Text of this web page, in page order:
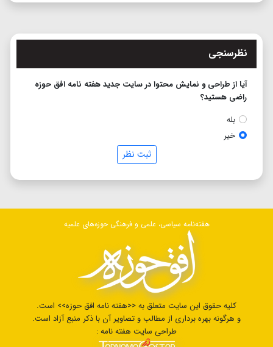
نظرسنجی
آیا از طراحی و نمایش محتوا در سایت جدید هفته نامه افق حوزه
راضی هستید؟
بله
خیر
ثبت نظر
هفته‌نامه سیاسی، علمی و فرهنگی حوزه‌های علمیه
کلیه حقوق این سایت متعلق به <<هفته نامه افق حوزه>> است.
و هرگونه بهره برداری از مطالب و تصاویر آن با ذکر منبع آزاد است.
طراحی سایت هفته نامه :